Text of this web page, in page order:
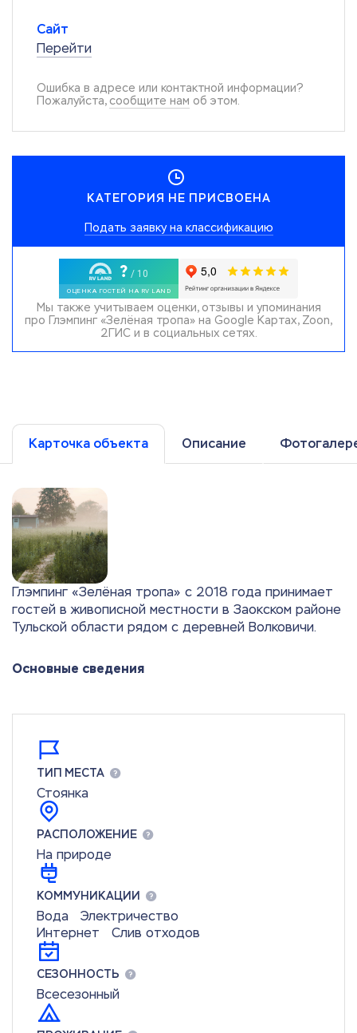
Сайт
Перейти
Ошибка в адресе или контактной информации?
Пожалуйста, сообщите нам об этом.
КАТЕГОРИЯ НЕ ПРИСВОЕНА
Подать заявку на классификацию
Мы также учитываем оценки, отзывы и упоминания
про Глэмпинг «Зелёная тропа» на Google Картах, Zoon,
2ГИС и в социальных сетях.
Карточка объекта Описание
Глэмпинг «Зелёная тропа» с 2018 года принимает
гостей в живописной местности в Заокском районе
Тульской области рядом с деревней Волковичи.
Основные сведения
ТИП МЕСТА
Стоянка
РАСПОЛОЖЕНИЕ
На природе
КОММУНИКАЦИИ
Вода
Электричество
Интернет
Слив отходов
СЕЗОННОСТЬ
Всесезонный